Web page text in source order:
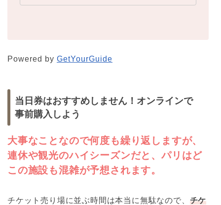
Powered by GetYourGuide
当日券はおすすめしません！オンラインで
事前購入しよう
大事なことなので何度も繰り返しますが、
連休や観光のハイシーズンだと、パリはど
この施設も混雑が予想されます。
チケット売り場に並ぶ時間は本当に無駄なので、 チケ